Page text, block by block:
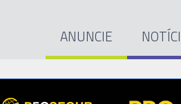
ANUNCIE